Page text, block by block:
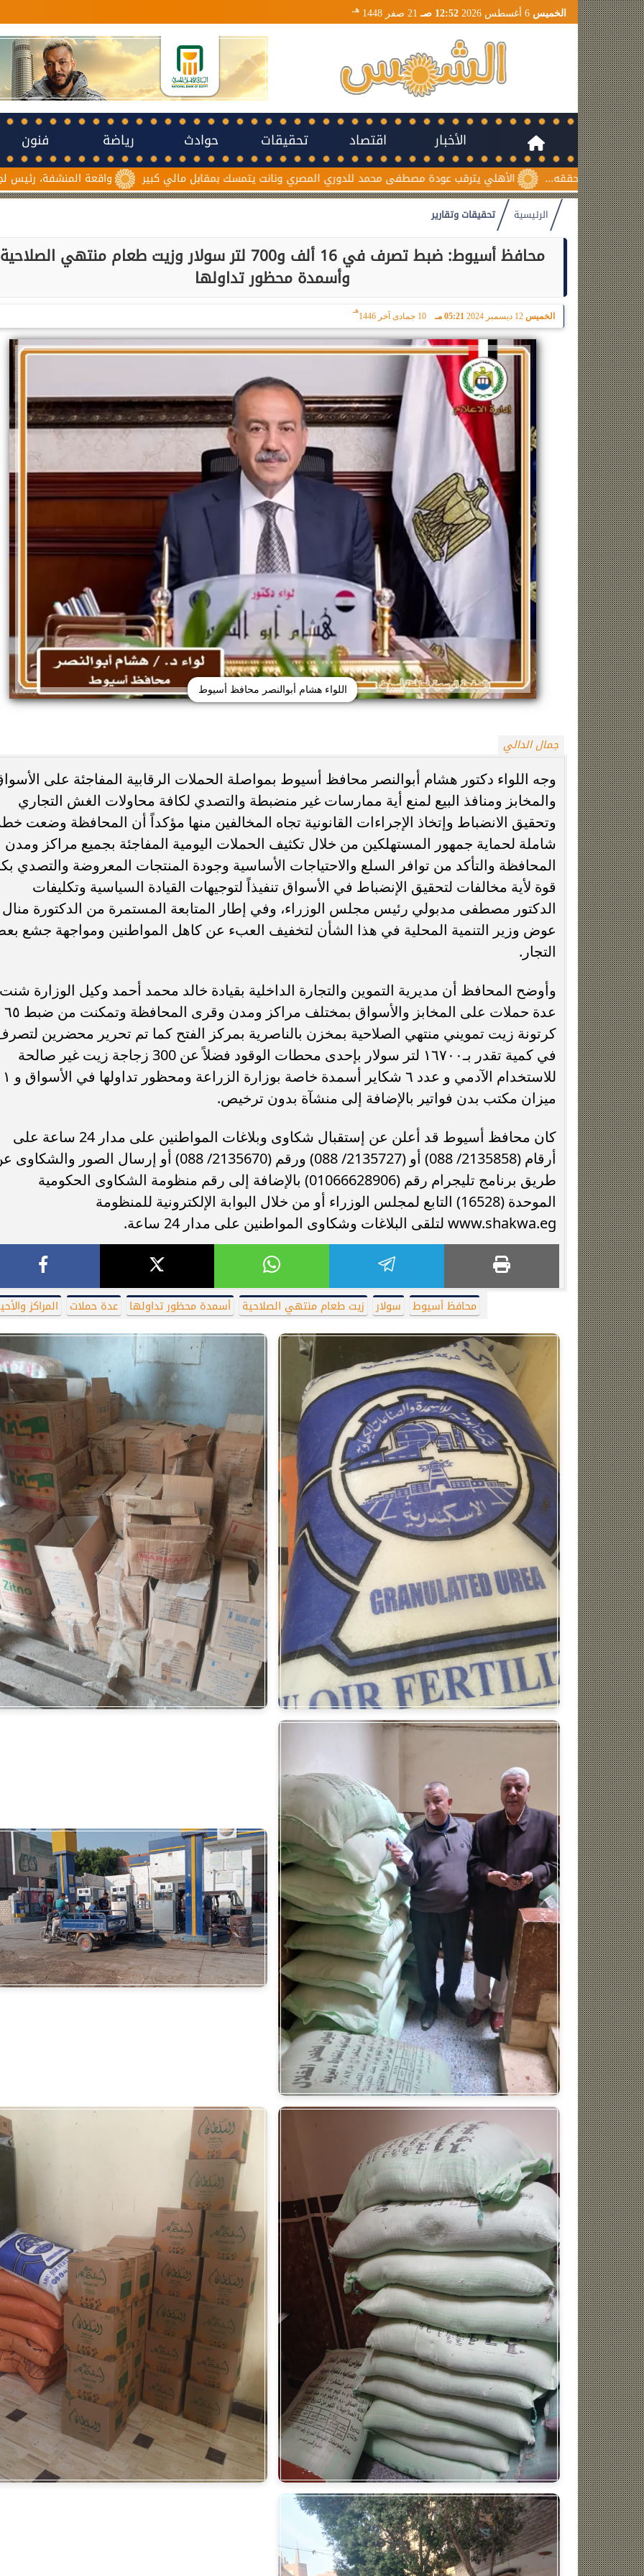
الخميس 12:52 صـ 21 صفر 1448 هـ
الأخبار اقتصاد تحقيقات حوادث رياضة فنون
واقعة المنشفة، رئيس لجنة حكام الكاف الأهلي يترقب عودة مصطفى محمد للدوري المصري ونانت يتمسك بمقابل مالي كبير
الرئيسية تحقيقات وتقارير
محافظ أسيوط: ضبط تصرف في 16 ألف و700 لتر سولار وزيت طعام منتهي الصلاحية
وأسمدة محظور تداولها
الخميس 12 ديسمبر 2024 05:21 مـ 10 جمادى آخر 1446
هـ
اللواء هشام أبوالنصر محافظ أسيوط
جمال الدالي
وجه اللواء دكتور هشام أبوالنصر محافظ أسيوط بمواصلة الحملات الرقابية المفاجئة على
والمخابز ومنافذ البيع لمنع أية ممارسات غير منضبطة والتصدي لكافة محاولات الغش التجاري
وتحقيق الانضباط وإتخاذ الإجراءات القانونية تجاه المخالفين منها مؤكداً أن المحافظة وضعت
شاملة لحماية جمهور المستهلكين من خلال تكثيف الحملات اليومية المفاجئة بجميع مراكز ومدن
المحافظة والتأكد من توافر السلع والاحتياجات الأساسية وجودة المنتجات المعروضة والتصدي
قوة لأية مخالفات لتحقيق الإنضباط في الأسواق تنفيذاً لتوجيهات القيادة السياسية وتكليفات
الدكتور مصطفى مدبولي رئيس مجلس الوزراء، وفي إطار المتابعة المستمرة من الدكتورة منال
عوض وزير التنمية المحلية في هذا الشأن لتخفيف العبء عن كاهل المواطنين ومواجهة جشع
التجار.
وأوضح المحافظ أن مديرية التموين والتجارة الداخلية بقيادة خالد محمد أحمد وكيل الوزارة شنت
عدة حملات على المخابز والأسواق بمختلف مراكز ومدن وقرى المحافظة وتمكنت من ضبط ٦٥
كرتونة زيت تمويني منتهي الصلاحية بمخزن بالناصرية بمركز الفتح كما تم تحرير محضرين
في كمية تقدر بـ١٦٧٠٠ لتر سولار بإحدى محطات الوقود فضلاً عن 300 زجاجة زيت غير صالحة
للاستخدام الآدمي و عدد ٦ شكاير
ميزان مكتب بدن فواتير بالإضافة إلى منشآة بدون ترخيص.
كان محافظ أسيوط قد أعلن عن إستقبال شكاوى وبلاغات المواطنين على مدار 24 ساعة على
أرقام (2135858/ 088) أو (2135727/ 088) ورقم (2135670/ 088) أو إرسال الصور
طريق برنامج تليجرام رقم (01066628906) بالإضافة إلى رقم منظومة الشكاوى الحكومية
الموحدة (16528) التابع لمجلس الوزراء أو من خلال البوابة الإلكترونية للمنظومة
www.shakwa.eg لتلقى البلاغات وشكاوى المواطنين على مدار 24 ساعة.
محافظ أسيوط سولار زيت طعام منتهي الصلاحية أسمدة محظور تداولها عدة حملات المراكز
واقعة المنشفة، رئيس لجنة حكام الكاف يدين
حارس السنغال
الأهلي يترقب عودة مصطفى محمد للدوري
المصري ونانت يتمسك بمقابل مالي كبير
عاجل.. الرئيس السيسي يستقبل
الخارجية الإيراني عباس عراقجي